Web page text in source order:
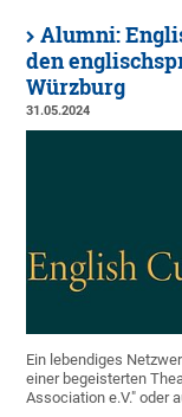
Alumni:
den
Würzburg
31.05.2024
Ein lebendiges
einer begeisterten
Association e.V." oder